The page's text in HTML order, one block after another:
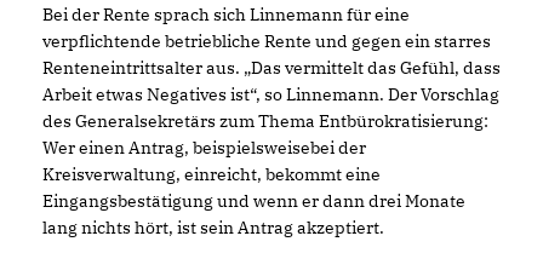
Bei der Rente sprach sich Linnemann für eine
verpflichtende betriebliche Rente und gegen ein starres
Renteneintrittsalter aus. „Das vermittelt das Gefühl, dass
Arbeit etwas Negatives ist“, so Linnemann. Der Vorschlag
des Generalsekretärs zum Thema Entbürokratisierung:
Wer einen Antrag, beispielsweisebei der
Kreisverwaltung, einreicht, bekommt eine
Eingangsbestätigung und wenn er dann drei Monate
lang nichts hört, ist sein Antrag akzeptiert.